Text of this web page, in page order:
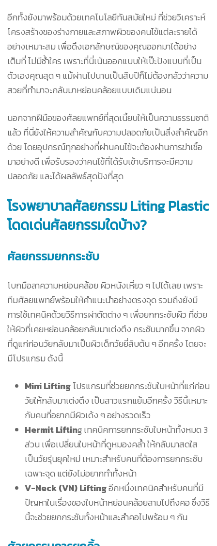
อีกทั้งยังมาพร้อมด้วยเทคโนโลยีทันสมัยใหม่ ที่ช่วยวิเคราะห์
โครงสร้างของร่างกายและสภาพผิวของคนไข้แต่ละรายได้
อย่างเหมาะสม เพื่อดึงเอกลักษณ์ของคุณออกมาได้อย่าง
เต็มที่ ไม่มีซ้ำใคร เพราะที่นี่เน้นออกแบบให้เป๊ะปังแบบที่เป็น
ตัวเองคุณสุด ๆ แม้ผ่านไปนานเป็นสิบปีก็ไม่ต้องกลัวว่าความ
สวยที่ทำมาจะกลับมาหย่อนคล้อยแบบเดิมแน่นอน
นอกจากฝีมือของศัลยแพทย์ที่สุดเนี้ยบให้เป็นความธรรมชาติ
แล้ว ที่นี่ยังให้ความสำคัญกับความปลอดภัยเป็นสิ่งสำคัญอีก
ด้วย โดยอุปกรณ์ทุกอย่างที่ผ่านคนไข้จะต้องผ่านการฆ่าเชื้อ
มาอย่างดี เพื่อรับรองว่าคนไข้ที่ได้รับเข้าบริการจะมีความ
ปลอดภัย และได้ผลลัพธ์สุดปังที่สุด
โรงพยาบาลศัลยกรรม Liting Plastic
โดดเด่นศัลยกรรมใดบ้าง?
ศัลยกรรมยกกระชับ
โบกมือลาความหย่อนคล้อย ผิวหนังเหี่ยว ๆ ไปได้เลย เพราะ
ทีมศัลยแพทย์พร้อมให้คำแนะนำอย่างตรงจุด รวมถึงยังมี
การใช้เทคนิคด้วยวิธีการผ่าตัดต่าง ๆ เพื่อยกกระชับผิว ที่ช่วย
ให้ผิวที่เคยหย่อนคล้อยกลับมาเต่งตึง กระชับมากขึ้น จากผิว
ที่ดูแก่ก่อนวัยกลับมาเป็นผิวเด็กวัยยี่สิบต้น ๆ อีกครั้ง โดยจะ
มีโปรแกรม ดังนี้
Mini Liftingโปรแกรมที่ช่วยยกกระชับใบหน้าที่แก่ก่อน
วัยให้กลับมาเต่งตึง เป็นสาวแรกแย้มอีกครั้ง วิธีนี้เหมาะ
กับคนที่อยากมีผิวเด้ง ๆ อย่างรวดเร็ว
Hermit Lifting เทคนิคการยกกระชับใบหน้าทั้งหมด 3
ส่วน เพื่อเปลี่ยนใบหน้าที่ดูหมองคล้ำ ให้กลับมาสดใส
เป็นวัยรุ่นยุคใหม่ เหมาะสำหรับคนที่ต้องการยกกระชับ
เฉพาะจุด แต่ยังไม่อยากทำทั้งหน้า
V-Neck (VN) Liftingอีกหนึ่งเทคนิคสำหรับคนที่มี
ปัญหาในเรื่องของใบหน้าหย่อนคล้อยลามไปถึงคอ ซึ่งวิธี
นี้จะช่วยยกกระชับทั้งหน้าและลำคอไปพร้อม ๆ กัน